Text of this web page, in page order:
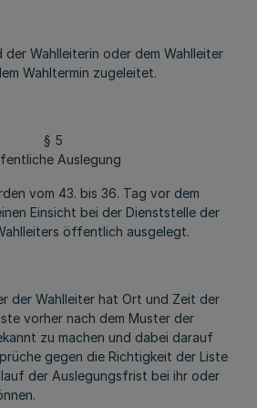
der Wahlleiterin oder dem Wahlleiter
Wahltermin zugeleitet.
§ 5
Auslegung
vom 43. bis 36. Tag vor dem
Einsicht bei der Dienststelle der
öffentlich ausgelegt.
der Wahlleiter hat Ort und Zeit der
vorher nach dem Muster der
zu machen und dabei darauf
gegen die Richtigkeit der Liste
der Auslegungsfrist bei ihr oder